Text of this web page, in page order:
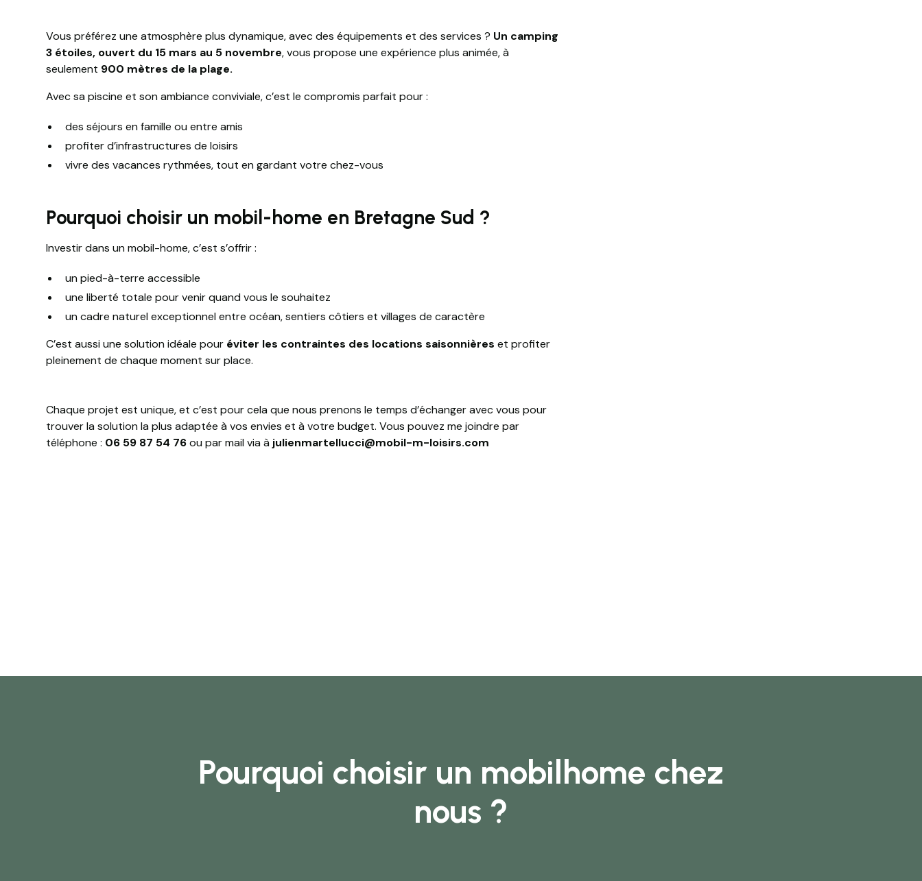
Vous préférez une atmosphère plus dynamique, avec des équipements et des services ? Un camping
3 étoiles, ouvert du 15 mars au 5 novembre, vous propose une expérience plus animée, à
seulement 900 mètres de la plage.
Avec sa piscine et son ambiance conviviale, c’est le compromis parfait pour :
des séjours en famille ou entre amis
profiter d’infrastructures de loisirs
vivre des vacances rythmées, tout en gardant votre chez-vous
Pourquoi choisir un mobil-home en Bretagne Sud ?
Investir dans un mobil-home, c’est s’offrir :
un pied-à-terre accessible
une liberté totale pour venir quand vous le souhaitez
un cadre naturel exceptionnel entre océan, sentiers côtiers et villages de caractère
C’est aussi une solution idéale pour éviter les contraintes des locations saisonnièreset profiter
pleinement de chaque moment sur place.
Chaque projet est unique, et c’est pour cela que nous prenons le temps d’échanger avec vous pour
trouver la solution la plus adaptée à vos envies et à votre budget. Vous pouvez me joindre par
téléphone : 06 59 87 54 76ou par mail via à julienmartellucci@mobil-m-loisirs.com
Pourquoi choisir un mobilhome chez
nous ?